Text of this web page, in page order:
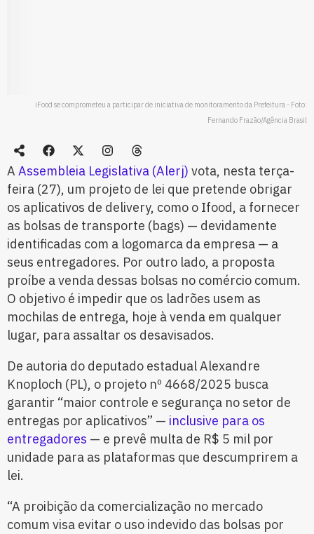
iFood se comprometeu a participar de iniciativa de monitoramento da Prefeitura - Foto:
Fernando Frazão/Agência Brasil
A Assembleia Legislativa (Alerj) vota, nesta terça-
feira (27), um projeto de lei que pretende obrigar
os aplicativos de delivery, como o Ifood, a fornecer
as bolsas de transporte (bags) — devidamente
identificadas com a logomarca da empresa — a
seus entregadores. Por outro lado, a proposta
proíbe a venda dessas bolsas no comércio comum.
O objetivo é impedir que os ladrões usem as
mochilas de entrega, hoje à venda em qualquer
lugar, para assaltar os desavisados.
De autoria do deputado estadual Alexandre
Knoploch (PL), o projeto nº 4668/2025 busca
garantir “maior controle e segurança no setor de
entregas por aplicativos” — inclusive para os
entregadores — e prevê multa de R$ 5 mil por
unidade para as plataformas que descumprirem a
lei.
“A proibição da comercialização no mercado
comum visa evitar o uso indevido das bolsas por